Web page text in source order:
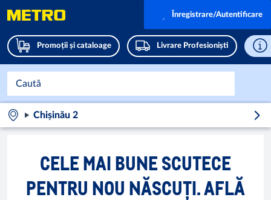
Promoții și cataloage Livrare Profesioniști
Înregistrare/Autentificare
Chișinău 2
СELE MAI BUNE SCUTECE
PENTRU NOU NĂSCUȚI. AFLĂ